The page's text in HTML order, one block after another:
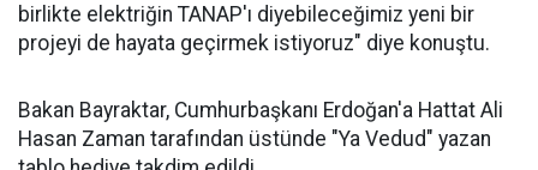
birlikte elektriğin TANAP'ı diyebileceğimiz yeni bir
projeyi de hayata geçirmek istiyoruz" diye konuştu.
Bakan Bayraktar, Cumhurbaşkanı Erdoğan'a Hattat Ali
Hasan Zaman tarafından üstünde "Ya Vedud" yazan